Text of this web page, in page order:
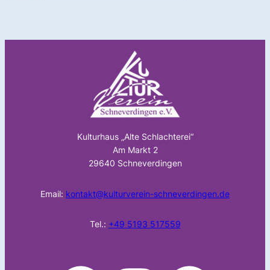
Kulturhaus „Alte Schlachterei“
Am Markt 2
29640 Schneverdingen
Email: kontakt@kulturverein-schneverdingen.de
Tel.: +49 5193 517559